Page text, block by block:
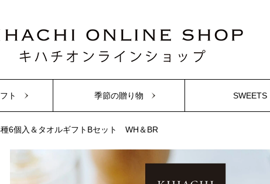
ト 季節の贈り物 SWEETS
6個入＆タオルギフトBセット WH＆BR